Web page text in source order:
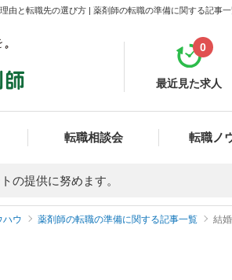
由と転職先の選び方 | 薬剤師の転職の準備に関する記事
最近見た求人
0
転職相談会 転職ノ
の提供に努めます。
ハウ 薬剤師の転職の準備に関する記事一覧 結